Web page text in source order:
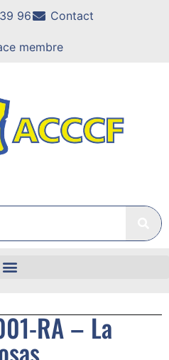
96 Contact
membre
RA – La